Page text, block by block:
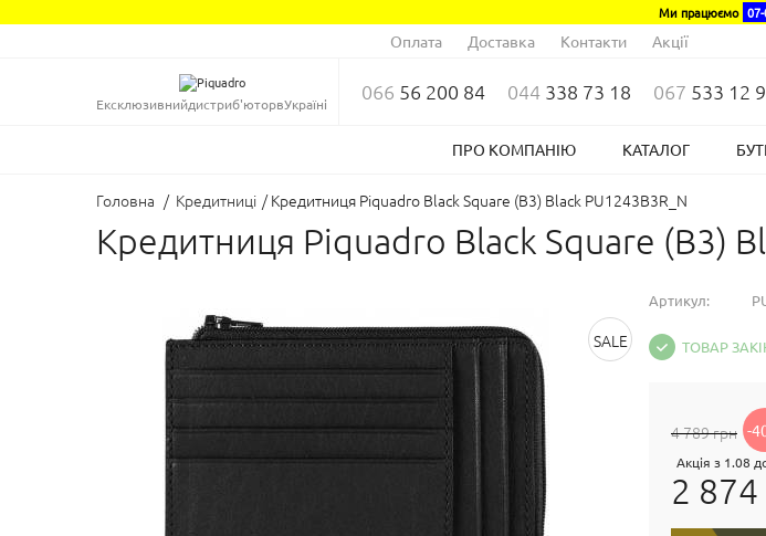
Ми працюємо
Оплата Доставка Контакти Акції
Ексклюзивнийдистриб'юторвУкраїні 066 56 200 84 044 338 73 18 067 533 12
ПРО КОМПАНІЮ КАТАЛОГ
Головна / Кредитниці / Кредитниця Piquadro Black Square (B3) Black PU1243B3R_N
Кредитниця Piquadro Black Square (B3)
SALE
Артикул:
ТОВАР
4 789 грн -
Акція з 1.08
2 874